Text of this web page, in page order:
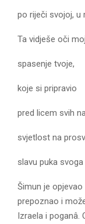
po riječi svojoj, u
Ta vidješe oči
spasenje tvoje,
koje si pripravio
pred licem svih
svjetlost na
slavu puka
Šimun je
prepoznao i
Izraela i poganâ.